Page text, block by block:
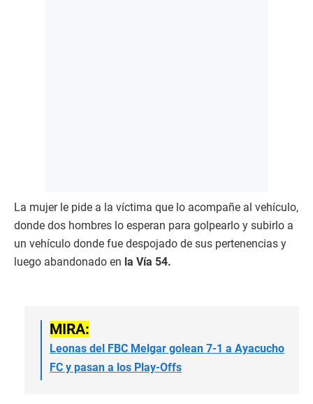
La mujer le pide a la víctima que lo acompañe al vehículo,
donde dos hombres lo esperan para golpearlo y subirlo a
un vehículo donde fue despojado de sus pertenencias y
luego abandonado en la Vía 54.
MIRA:
Leonas del FBC Melgar golean 7-1 a Ayacucho
FC y pasan a los Play-Offs